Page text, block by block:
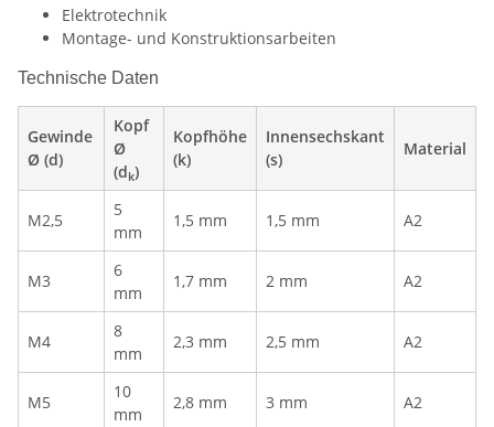
Elektrotechnik
Montage- und Konstruktionsarbeiten
Technische Daten
Gewinde
Ø (d)
Kopf
Ø
(dk)
Kopfhöhe
(k)
Innensechskant
(s)
Material
M2,5
5
mm
1,5 mm 1,5 mm A2
M3
6
mm
1,7 mm 2 mm A2
M4
8
mm
2,3 mm 2,5 mm A2
M5
10
mm
2,8 mm 3 mm A2